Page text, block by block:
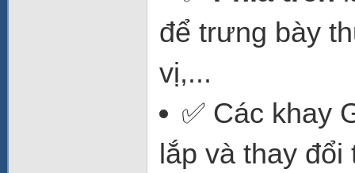
để trưng bày
vị,...
✅ Các khay
lắp và thay đổi